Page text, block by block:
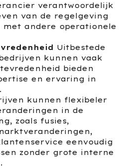
verantwoordelijk
van de regelgeving
met andere operationele
Uitbestede
kunnen vaak
bieden
en ervaring in
kunnen flexibeler
in de
zoals fusies,
eenvoudig
zonder grote interne